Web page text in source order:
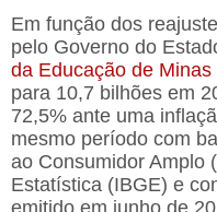
Em função dos
pelo Governo do
da Educação de Minas
para 10,7 bilhões em
72,5% ante uma
mesmo período com
ao Consumidor Amplo
Estatística (IBGE) e